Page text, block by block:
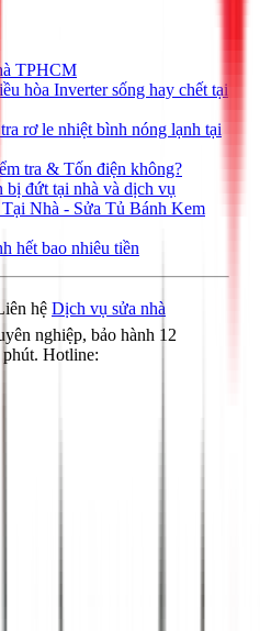
TPHCM
hòa Inverter sống hay chết tại
rơ le nhiệt bình nóng lạnh tại
tra & Tốn điện không?
bị đứt tại nhà và dịch vụ
Nhà - Sửa Tủ Bánh Kem
hết bao nhiêu tiền
hệ Dịch vụ sửa nhà
nghiệp, bảo hành 12
Hotline: